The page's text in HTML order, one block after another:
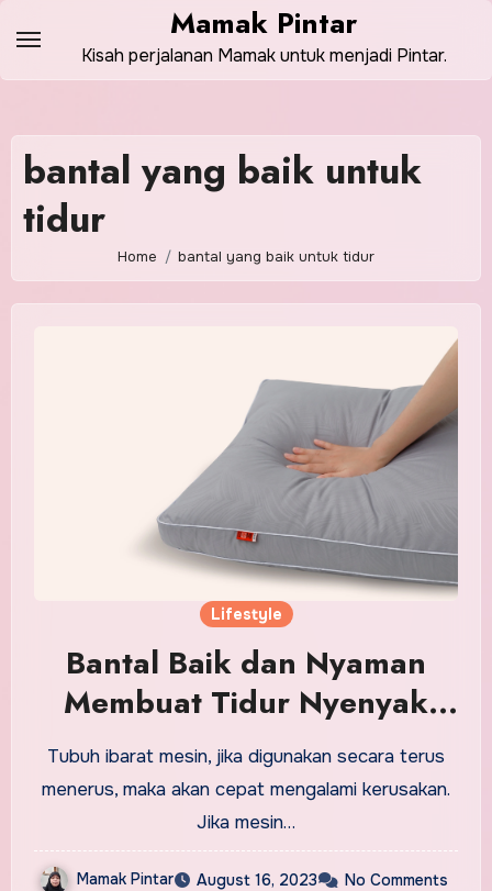
content
Mamak Pintar
Kisah perjalanan Mamak untuk menjadi Pintar.
bantal yang baik untuk
tidur
Home bantal yang baik untuk tidur
Lifestyle
Bantal Baik dan Nyaman
Membuat Tidur Nyenyak
dan Berkualitas
Tubuh ibarat mesin, jika digunakan secara terus
menerus, maka akan cepat mengalami kerusakan.
Jika mesin…
Mamak Pintar August 16, 2023 No Comments